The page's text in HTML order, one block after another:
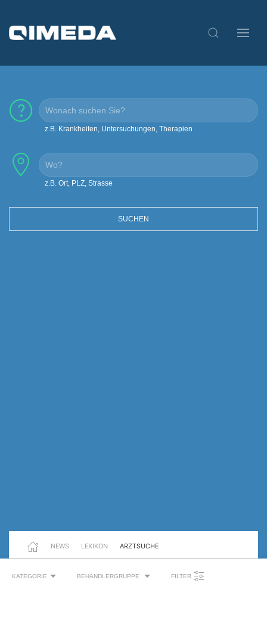
z.B. Krankheiten, Untersuchungen, Therapien
z.B. Ort, PLZ, Strasse
SUCHEN
NEWS LEXIKON ARZTSUCHE
KATEGORIE BEHANDLERGRUPPE FILTER